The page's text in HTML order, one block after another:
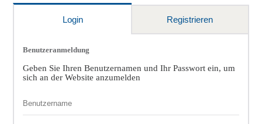
Login Registrieren
Benutzeranmeldung
Geben Sie Ihren Benutzernamen und Ihr Passwort ein, um
sich an der Website anzumelden